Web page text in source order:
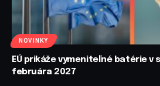
NOVINKY
EÚ prikáže vymeniteľné batérie
februára 2027